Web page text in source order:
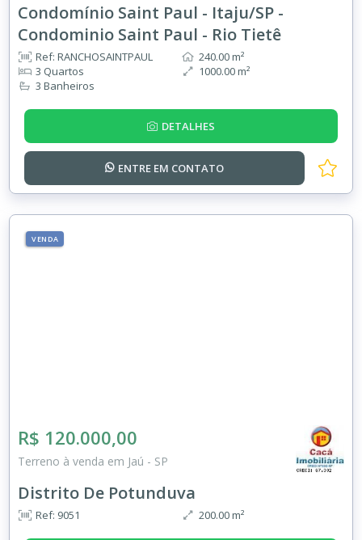
Condomínio Saint Paul - Itaju/SP -
Condominio Saint Paul - Rio Tietê
Ref: RANCHOSAINTPAUL
3 Quartos
3 Banheiros
240.00 m²
1000.00 m²
DETALHES
ENTRE EM CONTATO
VENDA
R$ 120.000,00
Terreno à venda em Jaú - SP
Distrito De Potunduva
Ref: 9051 200.00 m²